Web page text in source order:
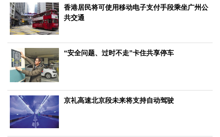
科教
科技观察 创新前沿 智慧教育
三农
智慧农业 智慧乡村 基层之声
国防
国防建设 军民融合 兵器装备 军营风采
国际
中国与世界 国际视点
香港居民将可使用移动电子支付手段乘坐广州公
共交通
“安全问题、过时不走”卡住共享停车
京礼高速北京段未来将支持自动驾驶